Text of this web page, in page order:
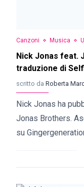
Canzoni Musica
Nick Jonas feat.
traduzione di
scritto da Roberta
Nick Jonas ha
Jonas Brothers.
su